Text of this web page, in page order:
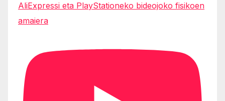
AliExpressi eta PlayStationeko bideojoko fisikoen
amaiera